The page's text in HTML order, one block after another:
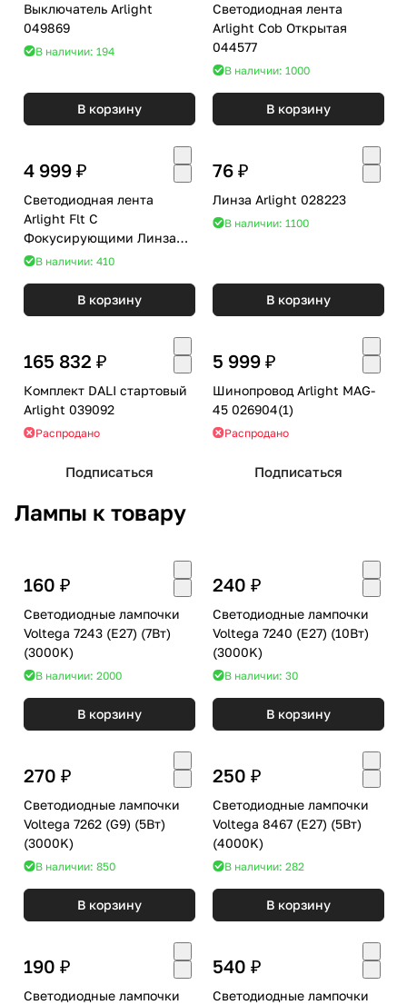
Выключатель Arlight
049869
В наличии: 194
В корзину
Светодиодная лента
Arlight Cob Открытая
044577
В наличии: 1000
В корзину
4 999 ₽
Светодиодная лента
Arlight Flt С
Фокусирующими Линзами
040917
В наличии: 410
В корзину
76 ₽
Линза Arlight 028223
В наличии: 1100
В корзину
165 832 ₽
Комплект DALI стартовый
Arlight 039092
Распродано
Подписаться
5 999 ₽
Шинопровод Arlight MAG-
45 026904(1)
Распродано
Подписаться
Лампы к товару
160 ₽
Светодиодные лампочки
Voltega 7243 (E27) (7Вт)
(3000K)
В наличии: 2000
В корзину
240 ₽
Светодиодные лампочки
Voltega 7240 (E27) (10Вт)
(3000K)
В наличии: 30
В корзину
270 ₽
Светодиодные лампочки
Voltega 7262 (G9) (5Вт)
(3000K)
В наличии: 850
В корзину
250 ₽
Светодиодные лампочки
Voltega 8467 (E27) (5Вт)
(4000K)
В наличии: 282
В корзину
190 ₽
Светодиодные лампочки
540 ₽
Светодиодные лампочки